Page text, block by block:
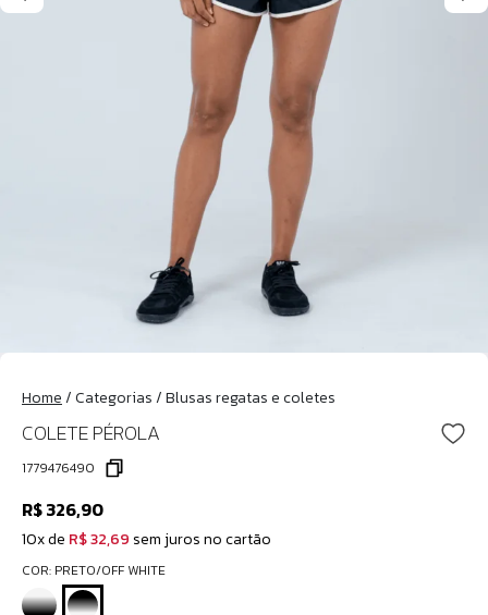
Home/Categorias/Blusas regatas e coletes
COLETE PÉROLA
1779476490
R$ 326,90
10x de R$ 32,69 sem juros no cartão
COR: PRETO/OFF WHITE